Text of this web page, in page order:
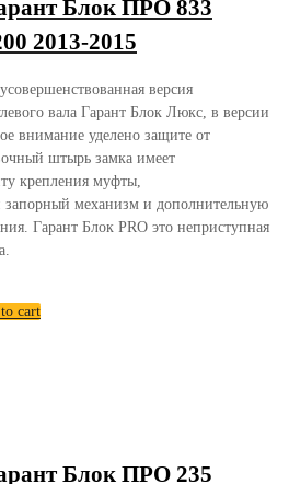
Блок ПРО 833
2013-2015
версия
вала Гарант Блок Люкс, в версии
внимание уделено защите от
штырь замка имеет
крепления муфты,
запорный механизм и дополнительную
Гарант Блок PRO это неприступная
cart
Блок ПРО 235